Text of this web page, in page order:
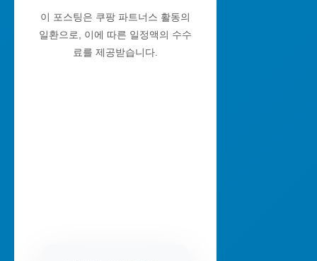
이 포스팅은 쿠팡 파트너스 활동의
일환으로, 이에 따른 일정액의 수수
료를 제공받습니다.